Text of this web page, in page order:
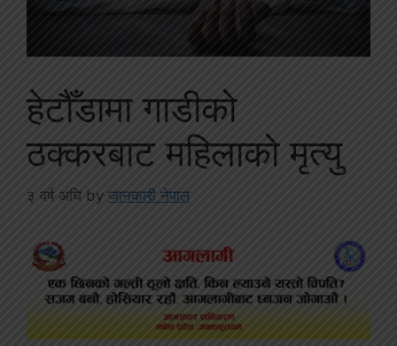
हेटौँडामा गाडीको
ठक्करबाट महिलाको मृत्यु
३ वर्ष अघि by जानकारी नेपाल